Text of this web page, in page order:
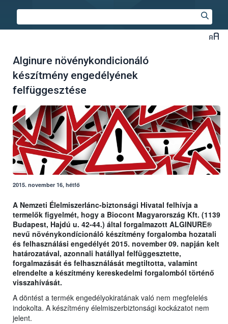
Alginure növénykondicionáló
készítmény engedélyének
felfüggesztése
2015. november 16, hétfő
A Nemzeti Élelmiszerlánc-biztonsági Hivatal felhívja a
termelők figyelmét, hogy a Biocont Magyarország Kft. (1139
Budapest, Hajdú u. 42-44.) által forgalmazott ALGINURE®
nevű növénykondícionáló készítmény forgalomba hozatali
és felhasználási engedélyét 2015. november 09. napján kelt
határozatával, azonnali hatállyal felfüggesztette,
forgalmazását és felhasználását megtiltotta, valamint
elrendelte a készítmény kereskedelmi forgalomból történő
visszahívását.
A döntést a termék engedélyokiratának való nem megfelelés
indokolta. A készítmény élelmiszerbiztonsági kockázatot nem
jelent.